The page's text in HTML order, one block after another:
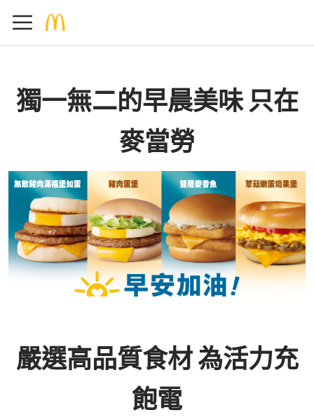
獨一無二的早晨美味 只在
麥當勞
嚴選高品質食材 為活力充
飽電